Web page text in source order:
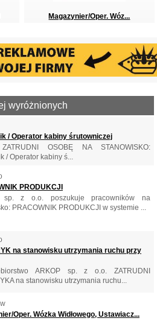
Magazynier/Oper. Wóz...
wyróżnionych
/ Operator kabiny śrutowniczej
OSOBĘ NA STANOWISKO:
/ Operator kabiny ś...
PRODUKCJI
sp. z o.o. poszukuje pracowników na
PRACOWNIK PRODUKCJI w systemie ...
na stanowisku utrzymania ruchu przy
ARKOP sp. z o.o. ZATRUDNI
na stanowisku utrzymania ruchu...
Oper. Wózka Widłowego, Ustawiacz...